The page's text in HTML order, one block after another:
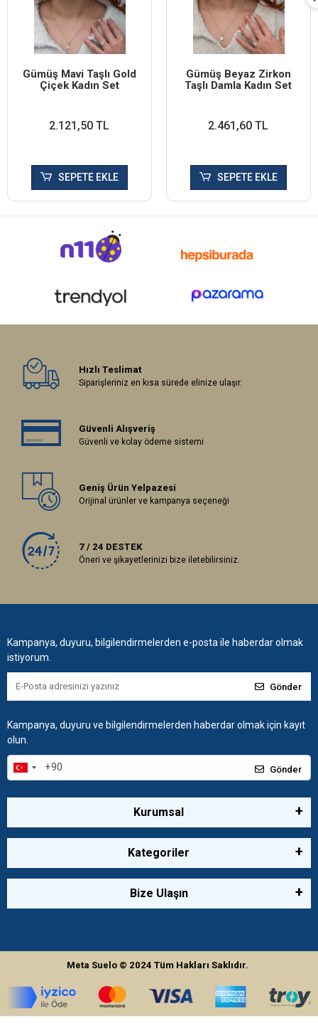
Gümüş Mavi Taşlı Gold
Çiçek Kadın Set
2.121,50 TL
SEPETE EKLE
Gümüş Beyaz Zirkon
Taşlı Damla Kadın Set
2.461,60 TL
SEPETE EKLE
Hızlı Teslimat
Siparişleriniz en kısa sürede elinize ulaşır.
Güvenli Alışveriş
Güvenli ve kolay ödeme sistemi
Geniş Ürün Yelpazesi
Orijinal ürünler ve kampanya seçeneği
7 / 24 DESTEK
Öneri ve şikayetlerinizi bize iletebilirsiniz.
Kampanya, duyuru, bilgilendirmelerden e-posta ile haberdar olmak
istiyorum.
Gönder
Kampanya, duyuru ve bilgilendirmelerden haberdar olmak için kayıt
olun.
Gönder
Kurumsal
Kategoriler
Bize Ulaşın
Meta Suelo © 2024Tüm Hakları Saklıdır.